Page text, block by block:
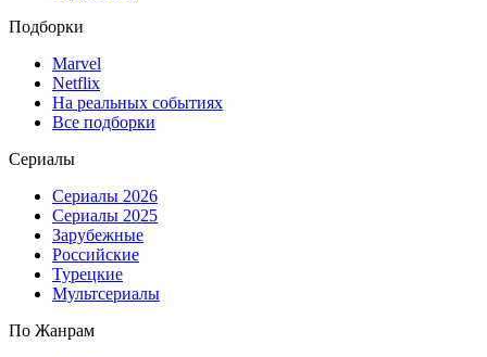
Подборки
Marvel
Netflix
На реальных событиях
Все подборки
Сериалы
Сериалы 2026
Сериалы 2025
Зарубежные
Российские
Турецкие
Мультсериалы
По Жанрам